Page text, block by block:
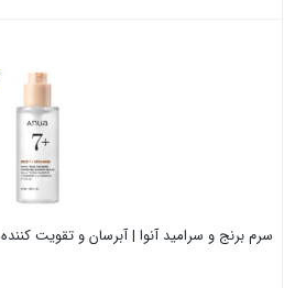
سرم برنج و سرامید آنوا | آبرسان و تقویت کننده